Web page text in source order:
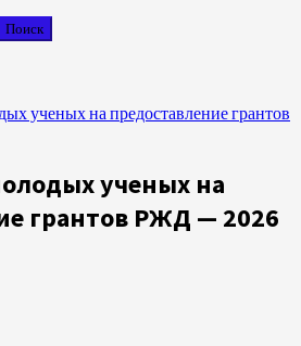
ученых на предоставление грантов
ученых на
грантов РЖД — 2026